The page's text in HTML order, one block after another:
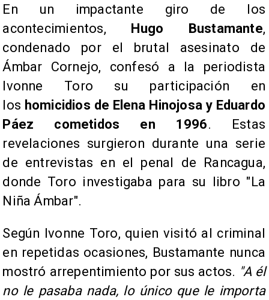
En un impactante giro de los
acontecimientos, Hugo Bustamante,
condenado por el brutal asesinato de
Ámbar Cornejo, confesó a la periodista
Ivonne Toro su participación en
los homicidios de Elena Hinojosa y Eduardo
Páez cometidos en 1996. Estas
revelaciones surgieron durante una serie
de entrevistas en el penal de Rancagua,
donde Toro investigaba para su libro "La
Niña Ámbar".
Según Ivonne Toro, quien visitó al criminal
en repetidas ocasiones, Bustamante nunca
mostró arrepentimiento por sus actos. "A él
no le pasaba nada, lo único que le importa